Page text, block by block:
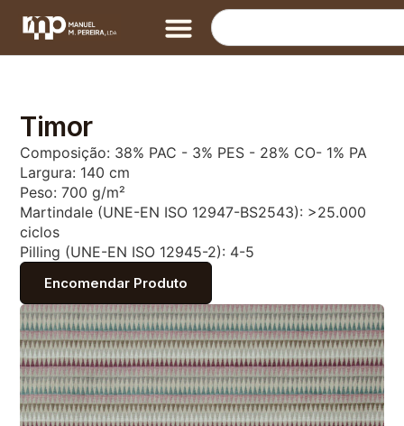
Timor
Composição: 38% PAC - 3% PES - 28% CO- 1% PA
Largura: 140 cm
Peso: 700 g/m²
Martindale (UNE-EN ISO 12947-BS2543): >25.000
ciclos
Pilling (UNE-EN ISO 12945-2): 4-5
Encomendar Produto